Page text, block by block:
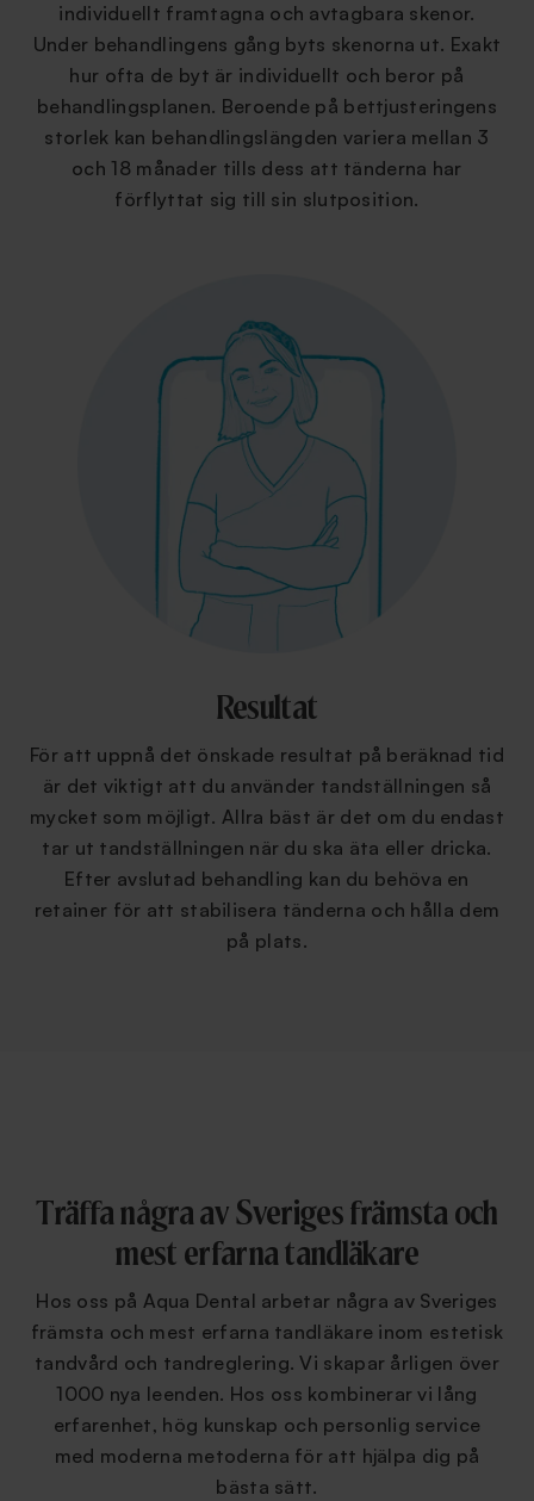
individuellt framtagna och avtagbara skenor.
Under behandlingens gång byts skenorna ut. Exakt
hur ofta de byt är individuellt och beror på
behandlingsplanen. Beroende på bettjusteringens
storlek kan behandlingslängden variera mellan 3
och 18 månader tills dess att tänderna har
förflyttat sig till sin slutposition.
Resultat
För att uppnå det önskade resultat på beräknad tid
är det viktigt att du använder tandställningen så
mycket som möjligt. Allra bäst är det om du endast
tar ut tandställningen när du ska äta eller dricka.
Efter avslutad behandling kan du behöva en
retainer för att stabilisera tänderna och hålla dem
på plats.
Träffa några av Sveriges främsta och
mest erfarna tandläkare
Hos oss på Aqua Dental arbetar några av Sveriges
främsta och mest erfarna tandläkare inom estetisk
tandvård och tandreglering. Vi skapar årligen över
1000 nya leenden. Hos oss kombinerar vi lång
erfarenhet, hög kunskap och personlig service
med moderna metoderna för att hjälpa dig på
bästa sätt.